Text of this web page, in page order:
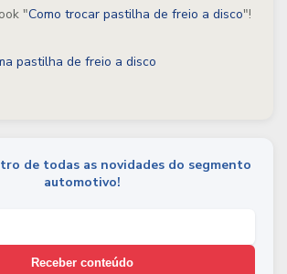
"Como trocar pastilha de freio a disco"!
de todas as novidades do segmento
automotivo!
Receber conteúdo